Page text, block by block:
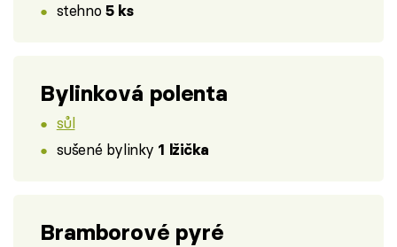
stehno 5 ks
Bylinková polenta
sůl
sušené bylinky 1 lžička
Bramborové pyré